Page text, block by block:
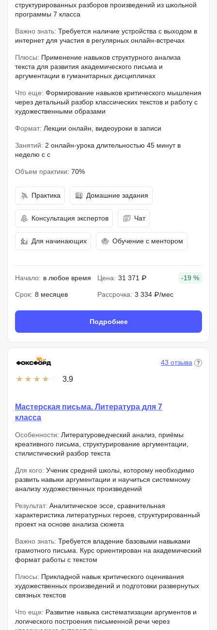
структурированных разборов произведений из школьной
программы 7 класса
Важно знать: Требуется наличие устройства с выходом в
интернет для участия в регулярных онлайн-встречах
Плюсы: Применение навыков структурного анализа
текста для развития академического письма и
аргументации в гуманитарных дисциплинах
Что еще: Формирование навыков критического мышления
через детальный разбор классических текстов и работу с
художественными образами
Формат: Лекции онлайн, видеоуроки в записи
Занятий: 2 онлайн-урока длительностью 45 минут в
неделю с с
Объем практики: 70%
Практика Домашние задания
Консультация экспертов Чат
Для начинающих Обучение с ментором
Начало: в любое время Цена: 31 371 ₽ -19 %
Срок: 8 месяцев Рассрочка: 3 334 ₽/мес
Подробнее
3.9
43 отзыва
Мастерская письма. Литература для 7
класса
Особенности: Литературоведческий анализ, приёмы
креативного письма, структурирование аргументации,
стилистический разбор текста
Для кого: Ученик средней школы, которому необходимо
развить навыки аргументации и научиться системному
анализу художественных произведений
Результат: Аналитическое эссе, сравнительная
характеристика литературных героев, структурированный
проект на основе анализа сюжета
Важно знать: Требуется владение базовыми навыками
грамотного письма. Курс ориентирован на академический
формат работы с текстом
Плюсы: Прикладной навык критического оценивания
художественных произведений и подготовки развернутых
связных текстов
Что еще: Развитие навыка систематизации аргументов и
логического построения письменной речи через